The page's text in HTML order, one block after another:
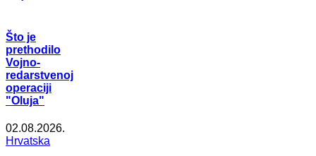
Što je
prethodilo
Vojno-
redarstvenoj
operaciji
"Oluja"
02.08.2026.
Hrvatska